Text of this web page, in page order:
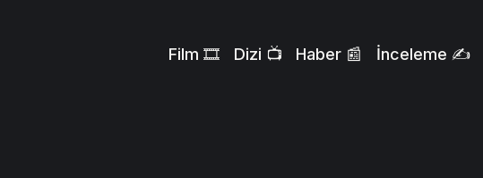
Film 🎞️ Dizi 📺 Haber 📰 İnceleme ✍️